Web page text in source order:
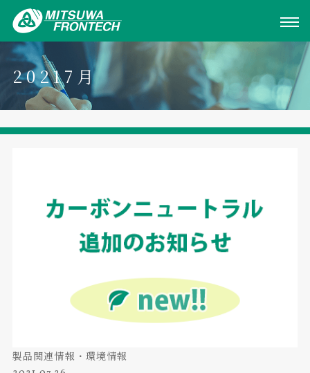
20217月
製品関連情報・環境情報